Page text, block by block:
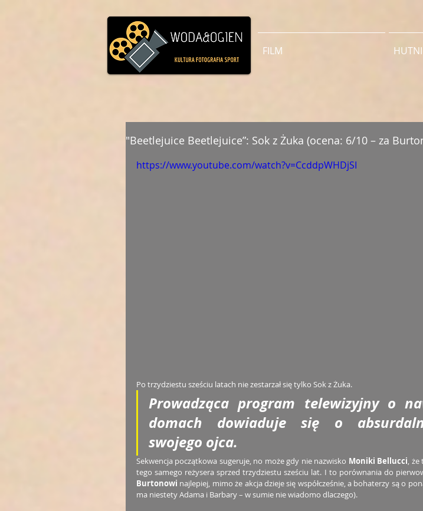
FILM
"Beetlejuice Beetlejuice”: Sok z Żuka (ocena: 6/10 – za
https://www.youtube.com/watch?v=CcddpWHDjSI
Po trzydziestu sześciu latach nie zestarzał się tylko Sok z Żuka.
Prowadząca program telewizyjny o
domach dowiaduje się o
swojego ojca.
Sekwencja początkowa sugeruje, no może gdy nie nazwisko Moniki Bellucci, że
tego samego reżysera sprzed trzydziestu sześciu lat. I to porównania do
Burtonowi najlepiej, mimo że akcja dzieje się współcześnie, a bohaterzy są o
ma niestety Adama i Barbary – w sumie nie wiadomo dlaczego).